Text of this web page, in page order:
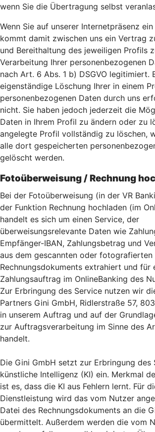
wenn Sie die Übertragung selbst
Wenn Sie auf unserer Internetpräsenz
kommt damit zwischen uns ein Vertrag
und Bereithaltung des jeweiligen Profils
Verarbeitung Ihrer personenbezogenen
nach Art. 6 Abs. 1 b) DSGVO legitimiert.
eigenständige Löschung Ihrer in einem
personenbezogenen Daten durch uns
nicht. Sie haben jedoch jederzeit die
Daten in Ihrem Profil zu ändern oder zu
angelegte Profil vollständig zu löschen,
alle dort gespeicherten
gelöscht werden.
Fotoüberweisung / Rechnung
Bei der Fotoüberweisung (in der VR
der Funktion Rechnung hochladen (im
handelt es sich um einen Service, der
überweisungsrelevante Daten wie
Empfänger-IBAN, Zahlungsbetrag und
aus dem gescannten oder fotografierten
Rechnungsdokuments extrahiert und für
Zahlungsauftrag im OnlineBanking des
Zur Erbringung des Service nutzen wir
Partners Gini GmbH, Ridlerstraße 57,
in unserem Auftrag und auf der
zur Auftragsverarbeitung im Sinne des
handelt.
Die Gini GmbH setzt zur Erbringung des
künstliche Intelligenz (KI) ein. Merkmal
ist es, dass die KI aus Fehlern lernt. Für
Dienstleistung wird das vom Nutzer
Datei des Rechnungsdokuments an die
übermittelt. Außerdem werden die vom